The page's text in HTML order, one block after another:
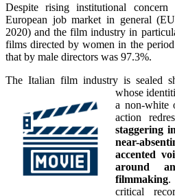
Despite rising institutional
European job market in general
2020) and the film industry in
films directed by women in the
that by male directors was 97.3%.
The Italian film industry is sealed
whose ide
a non-white
action
staggering
near-
accented
around
filmmaking.
critical